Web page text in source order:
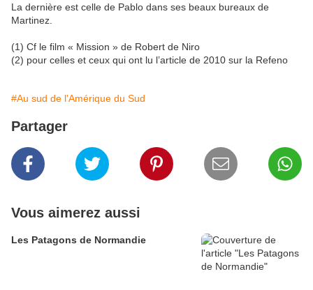
La dernière est celle de Pablo dans ses beaux bureaux de
Martinez.
(1) Cf le film « Mission » de Robert de Niro
(2) pour celles et ceux qui ont lu l’article de 2010 sur la Refeno
#Au sud de l'Amérique du Sud
Partager
Vous aimerez aussi
Les Patagons de Normandie